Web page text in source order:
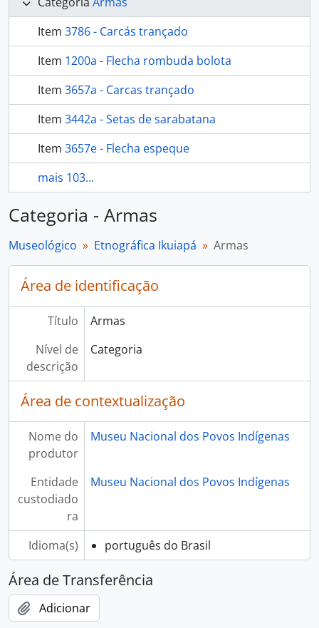
Item 3786 - Carcás trançado
Item 1200a - Flecha rombuda bolota
Item 3657a - Carcas trançado
Item 3442a - Setas de sarabatana
Item 3657e - Flecha espeque
mais 103...
Categoria - Armas
Museológico Etnográfica Ikuiapá Armas
Área de identificação
Título
Armas
Nível de
descrição
Categoria
Área de contextualização
Nome do
produtor
Museu Nacional dos Povos Indígenas
Entidade
custodiado
ra
Museu Nacional dos Povos Indígenas
Idioma(s) português do Brasil
Área de Transferência
Adicionar